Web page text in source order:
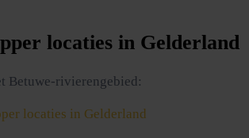
locaties in Gelderland
Betuwe-rivierengebied:
locaties in Gelderland